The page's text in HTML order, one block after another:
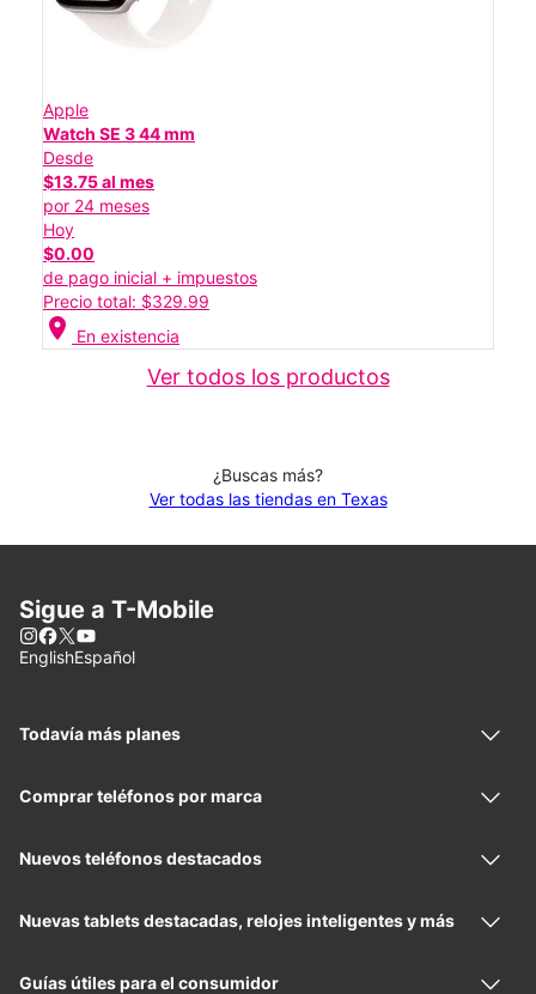
Apple
Watch SE 3 44 mm
Desde
$13.75 al mes
por 24 meses
Hoy
$0.00
de pago inicial + impuestos
Precio total: $329.99
location_on En existencia
Ver todos los productos
¿Buscas más?
Ver todas las tiendas en Texas